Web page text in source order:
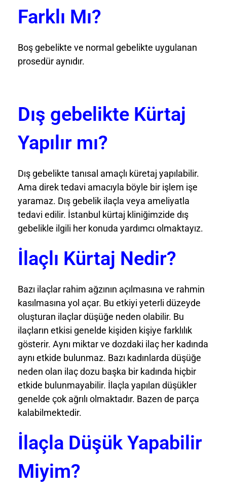
Farklı Mı?
Boş gebelikte ve normal gebelikte uygulanan
prosedür aynıdır.
Dış gebelikte Kürtaj
Yapılır mı?
Dış gebelikte tanısal amaçlı küretaj yapılabilir.
Ama direk tedavi amacıyla böyle bir işlem işe
yaramaz. Dış gebelik ilaçla veya ameliyatla
tedavi edilir. İstanbul kürtaj kliniğimzide dış
gebelikle ilgili her konuda yardımcı olmaktayız.
İlaçlı Kürtaj Nedir?
Bazı ilaçlar rahim ağzının açılmasına ve rahmin
kasılmasına yol açar. Bu etkiyi yeterli düzeyde
oluşturan ilaçlar düşüğe neden olabilir. Bu
ilaçların etkisi genelde kişiden kişiye farklılık
gösterir. Aynı miktar ve dozdaki ilaç her kadında
aynı etkide bulunmaz. Bazı kadınlarda düşüğe
neden olan ilaç dozu başka bir kadında hiçbir
etkide bulunmayabilir. İlaçla yapılan düşükler
genelde çok ağrılı olmaktadır. Bazen de parça
kalabilmektedir.
İlaçla Düşük Yapabilir
Miyim?